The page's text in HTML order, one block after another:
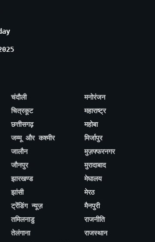
चंदौली
चित्रकूट
छत्तीसगढ़
जम्मू और कश्मीर
जालौन
जौनपुर
झारखण्ड
झांसी
ट्रेंडिंग न्यूज़
तमिलनाडु
तेलंगाना
मनोरंजन
महाराष्ट्र
महोबा
मिर्जापुर
मुज़फ्फरनगर
मुरादाबाद
मेघालय
मेरठ
मैनपुरी
राजनीति
राजस्थान